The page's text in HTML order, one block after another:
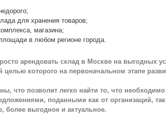
для хранения товаров;
магазина;
в любом регионе города.
арендовать склад в Москве на выгодных
которого на первоначальном этапе
что позволит легко найти то, что
поданными как от организаций,
более выгодное и актуальное.